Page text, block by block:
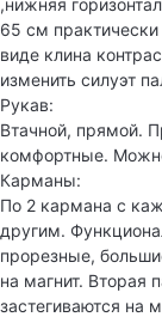
,нижняя
65 см
виде клина
изменить силуэт
Рукав:
Втачной, прямой.
комфортные.
Карманы:
По 2 кармана с
другим.
прорезные,
на магнит. Вторая
застегиваются на